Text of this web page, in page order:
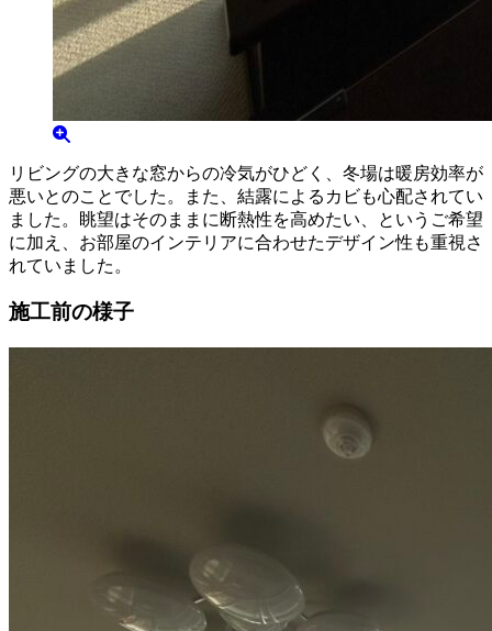
リビングの大きな窓からの冷気がひどく、冬場は暖房効率が
悪いとのことでした。また、結露によるカビも心配されてい
ました。眺望はそのままに断熱性を高めたい、というご希望
に加え、お部屋のインテリアに合わせたデザイン性も重視さ
れていました。
施工前の様子